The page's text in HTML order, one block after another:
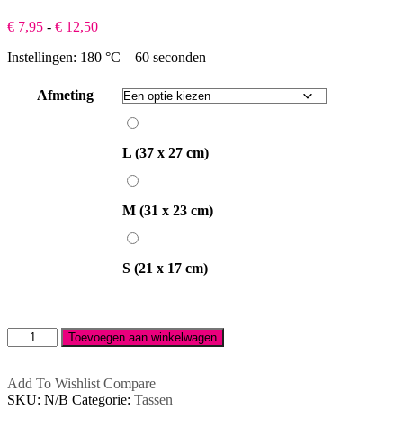
€ 7,95 - € 12,50Prijsklasse:
tot
Instellingen: 180 °C – 60 seconden
Afmeting
L
(37
x
27
cm)
L (37 x 27 cm)
M
(31
x
23
M (31 x 23 cm)
S
(21
17
S (21 x 17 cm)
Schoudertas
aantal
Toevoegen aan winkelwagen
Add To Wishlist Compare
SKU: N/B Categorie: Tassen